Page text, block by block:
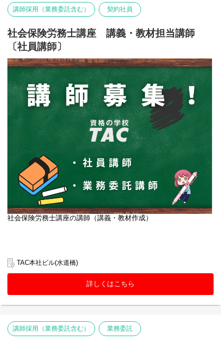
講師採用（業務委託含む） 契約社員
社会保険労務士講座 講義・教材担当講師
〔社員講師〕
社会保険労務士講座の講師（講義・教材作成）
TAC本社ビル(水道橋)
詳しくはこちら
講師採用（業務委託含む） 業務委託